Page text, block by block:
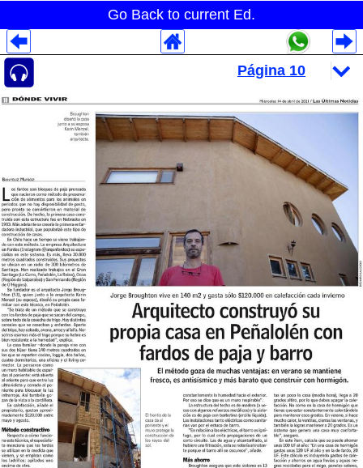
Go Back to current Ed.
Despliegues Analytics
Despliegues Totales
Despliegues por Rubros